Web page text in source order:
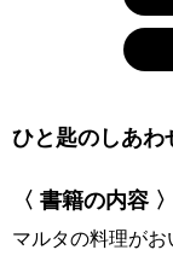
ひと匙のしあわ
〈 書籍の内容 〉
マルタの料理がお